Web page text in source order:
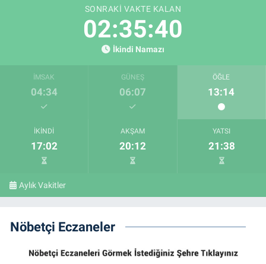
SONRAKI VAKTE KALAN
02:35:39
İkindi Namazı
İMSAK
04:34
GÜNEŞ
06:07
ÖĞLE
13:14
İKINDI
17:02
AKŞAM
20:12
YATSI
21:38
Aylık Vakitler
Nöbetçi Eczaneler